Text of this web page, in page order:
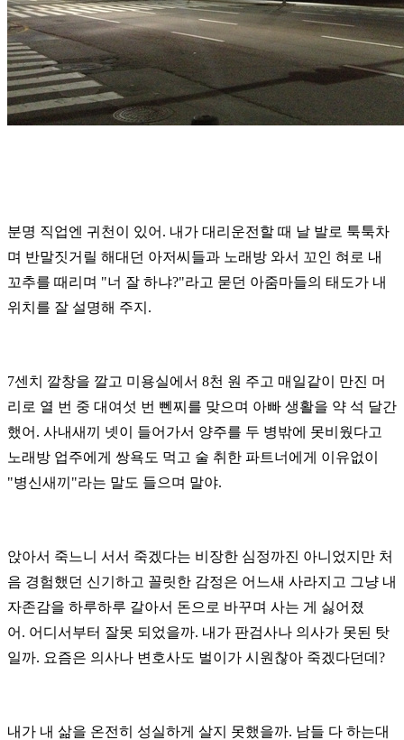
분명 직업엔 귀천이 있어. 내가 대리운전할 때 날 발로 툭툭차
며 반말짓거릴 해대던 아저씨들과 노래방 와서 꼬인 혀로 내
꼬추를 때리며 "너 잘 하냐?"라고 묻던 아줌마들의 태도가 내
위치를 잘 설명해 주지.
7센치 깔창을 깔고 미용실에서 8천 원 주고 매일같이 만진 머
리로 열 번 중 대여섯 번 뻰찌를 맞으며 아빠 생활을 약 석 달간
했어. 사내새끼 넷이 들어가서 양주를 두 병밖에 못비웠다고
노래방 업주에게 쌍욕도 먹고 술 취한 파트너에게 이유없이
"병신새끼"라는 말도 들으며 말야.
앉아서 죽느니 서서 죽겠다는 비장한 심정까진 아니었지만 처
음 경험했던 신기하고 꼴릿한 감정은 어느새 사라지고 그냥 내
자존감을 하루하루 갈아서 돈으로 바꾸며 사는 게 싫어졌
어. 어디서부터 잘못 되었을까. 내가 판검사나 의사가 못된 탓
일까. 요즘은 의사나 변호사도 벌이가 시원찮아 죽겠다던데?
내가 내 삶을 온전히 성실하게 살지 못했을까. 남들 다 하는대